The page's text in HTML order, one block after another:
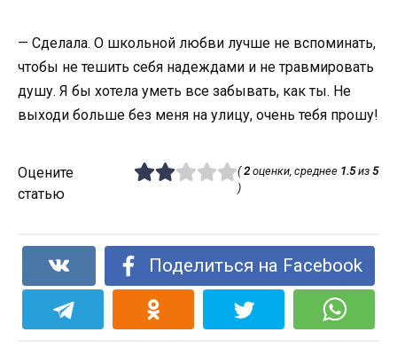
— Сделала. О школьной любви лучше не вспоминать,
чтобы не тешить себя надеждами и не травмировать
душу. Я бы хотела уметь все забывать, как ты. Не
выходи больше без меня на улицу, очень тебя прошу!
Оцените
статью
(2 оценки, среднее 1.5из5
)
Поделиться на Facebook